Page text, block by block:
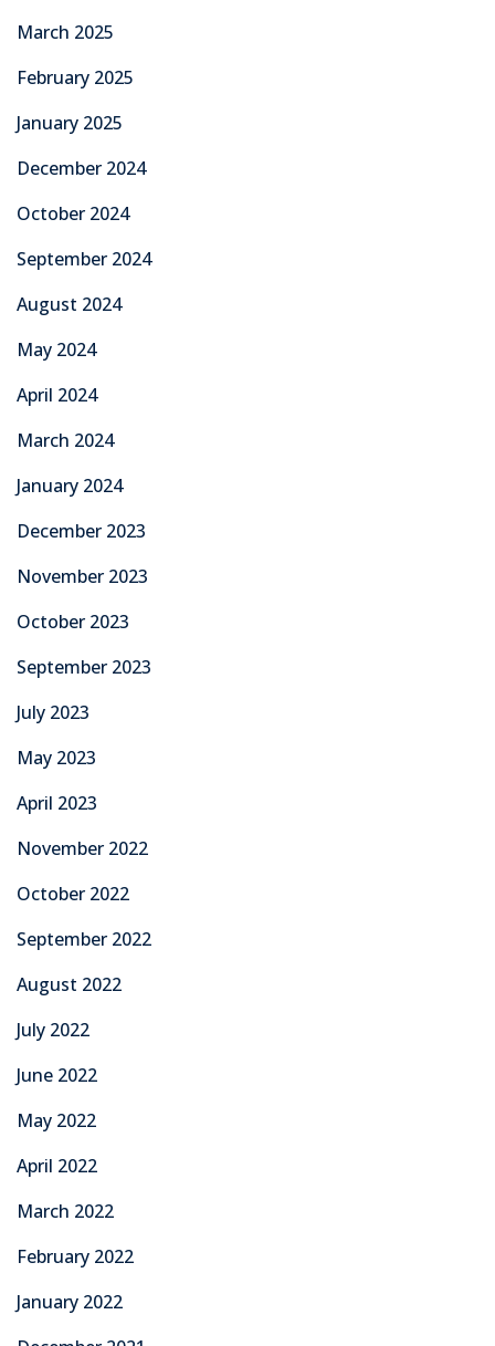
March 2025
February 2025
January 2025
December 2024
October 2024
September 2024
August 2024
May 2024
April 2024
March 2024
January 2024
December 2023
November 2023
October 2023
September 2023
July 2023
May 2023
April 2023
November 2022
October 2022
September 2022
August 2022
July 2022
June 2022
May 2022
April 2022
March 2022
February 2022
January 2022